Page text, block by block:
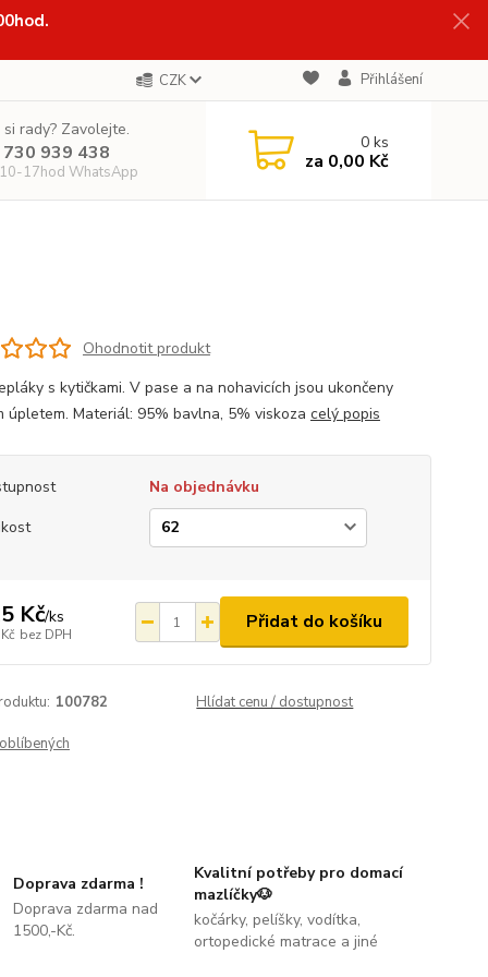
CZK Přihlášení
rady? Zavolejte.
939 438
17hod WhatsApp
0ks
za 0,00 Kč
Ohodnotit produkt
s kytičkami. V pase a na nohavicích jsou ukončeny
úpletem. Materiál: 95% bavlna, 5% viskoza celý popis
Na objednávku
Kč/ks
bez DPH
Přidat do košíku
100782 Hlídat cenu / dostupnost
Doprava zdarma !
Doprava zdarma nad
1500,-Kč.
Kvalitní potřeby pro domací
mazlíčky🐶
kočárky, pelíšky, vodítka,
ortopedické matrace a jiné